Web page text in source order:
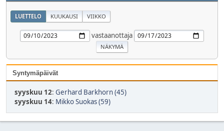
LUETTELO KUUKAUSI VIIKKO
vastaanottaja
Syntymäpäivät
syyskuu 12: Gerhard Barkhorn (45)
syyskuu 14: Mikko Suokas (59)